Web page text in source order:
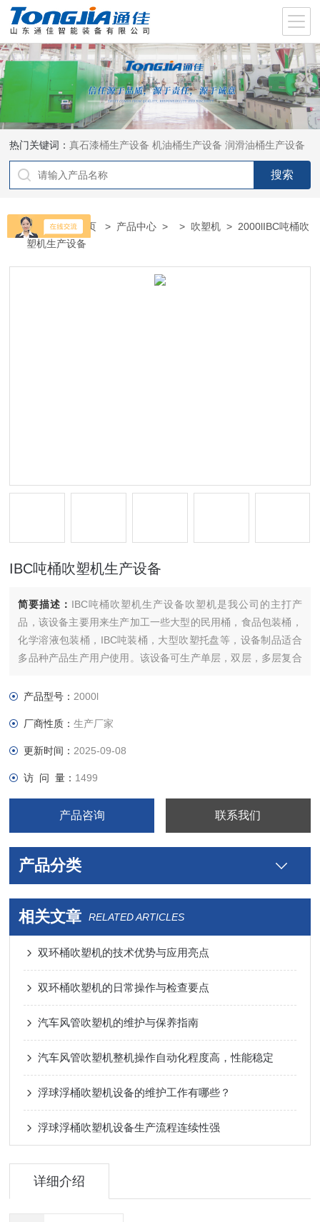
热门关键词：真石漆桶生产设备 机油桶生产设备 润滑油桶生产设备
当前位置：首页 > 产品中心 > > 吹塑机 > 2000lIBC吨桶吹
塑机生产设备
IBC吨桶吹塑机生产设备
简要描述： IBC吨桶吹塑机生产设备吹塑机是我公司的主打产
品，该设备主要用来生产加工一些大型的民用桶，食品包装桶，
化学溶液包装桶，IBC吨装桶，大型吹塑托盘等，设备制品适合
多品种产品生产用户使用。该设备可生产单层，双层，多层复合
产品型号： 2000l
厂商性质：生产厂家
更新时间： 2025-09-08
访 问 量： 1499
产品咨询 联系我们
产品分类
相关文章 RELATED ARTICLES
双环桶吹塑机的技术优势与应用亮点
双环桶吹塑机的日常操作与检查要点
汽车风管吹塑机的维护与保养指南
汽车风管吹塑机整机操作自动化程度高，性能稳定
浮球浮桶吹塑机设备的维护工作有哪些？
浮球浮桶吹塑机设备生产流程连续性强
详细介绍